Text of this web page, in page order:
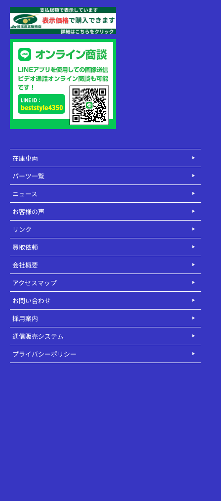
在庫車両
パーツ一覧
ニュース
お客様の声
リンク
買取依頼
会社概要
アクセスマップ
お問い合わせ
採用案内
通信販売システム
プライバシーポリシー